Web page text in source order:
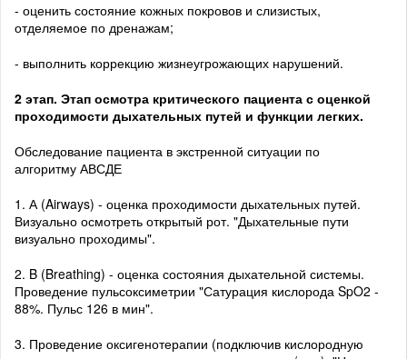
- оценить состояние кожных покровов и слизистых,
отделяемое по дренажам;
- выполнить коррекцию жизнеугрожающих нарушений.
2 этап. Этап осмотра критического пациента с оценкой
проходимости дыхательных путей и функции легких.
Обследование пациента в экстренной ситуации по
алгоритму АВСДЕ
1. А (Airways) - оценка проходимости дыхательных путей.
Визуально осмотреть открытый рот. "Дыхательные пути
визуально проходимы".
2. B (Breathing) - оценка состояния дыхательной системы.
Проведение пульсоксиметрии "Сатурация кислорода SpO2 -
88%. Пульс 126 в мин".
3. Проведение оксигенотерапии (подключив кислородную